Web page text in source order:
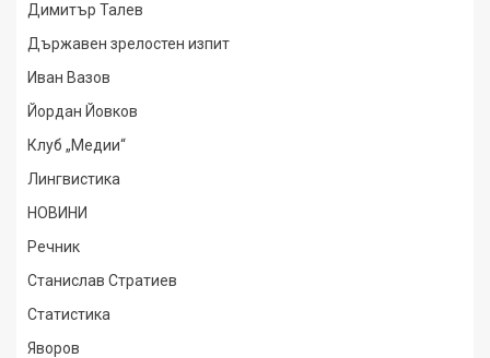
Димитър Талев
Държавен зрелостен изпит
Иван Вазов
Йордан Йовков
Клуб „Медии“
Лингвистика
НОВИНИ
Речник
Станислав Стратиев
Статистика
Яворов